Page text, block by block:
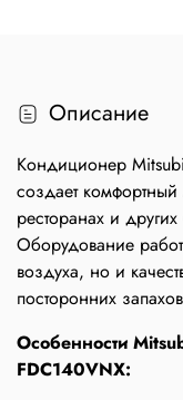
Описание
Кондиционер
создает
ресторанах и
Оборудование
воздуха, но и
посторонних
Особенности
FDC140VNX: